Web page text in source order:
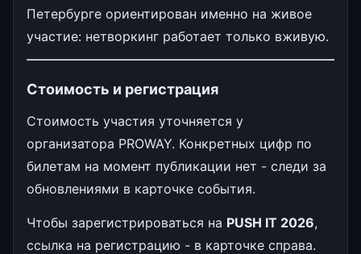
Петербурге ориентирован именно на живое
участие: нетворкинг работает только вживую.
Стоимость и регистрация
Стоимость участия уточняется у
организатора PROWAY. Конкретных цифр по
билетам на момент публикации нет - следи за
обновлениями в карточке события.
Чтобы зарегистрироваться на PUSH IT 2026,
ссылка на регистрацию - в карточке справа.